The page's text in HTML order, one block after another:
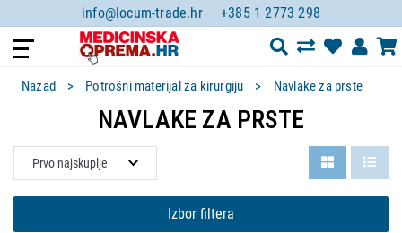
info@locum-trade.hr +385 1 2773 298
Nazad Potrošni materijal za kirurgiju Navlake za prste
NAVLAKE ZA PRSTE
Izbor filtera